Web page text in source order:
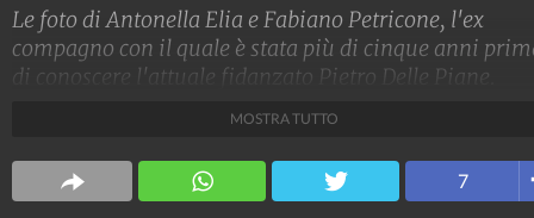
Le foto di Antonella Elia e Fabiano Petricone, l'ex
compagno con il quale è stata più di cinque anni
di conoscere l'attuale fidanzato Pietro Delle Piane.
Spettacolo FanpageMOSTRA TUTTO
7